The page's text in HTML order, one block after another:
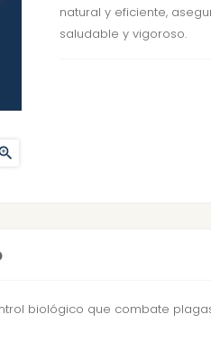
natural y eficiente,
saludable y vigoroso.
biológico que combate